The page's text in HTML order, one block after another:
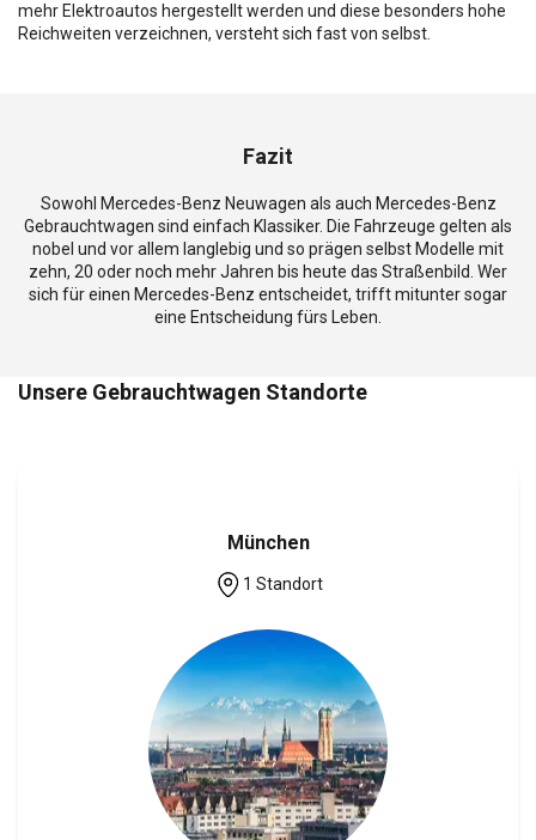
mehr Elektroautos hergestellt werden und diese besonders hohe
Reichweiten verzeichnen, versteht sich fast von selbst.
Fazit
Sowohl Mercedes-Benz Neuwagen als auch Mercedes-Benz
Gebrauchtwagen sind einfach Klassiker. Die Fahrzeuge gelten als
nobel und vor allem langlebig und so prägen selbst Modelle mit
zehn, 20 oder noch mehr Jahren bis heute das Straßenbild. Wer
sich für einen Mercedes-Benz entscheidet, trifft mitunter sogar
eine Entscheidung fürs Leben.
Unsere Gebrauchtwagen Standorte
München
1 Standort